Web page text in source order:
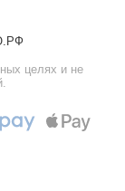
целях и не